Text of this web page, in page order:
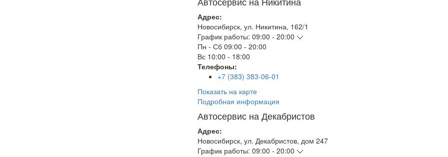
Адрес:
Новосибирск, ул. Никитина, 162/1
График работы: 09:00 - 20:00
Пн - Сб 09:00 - 20:00
Вс 10:00 - 18:00
Телефоны:
+7 (383) 383-06-01
Показать на карте
Подробная информация
Автосервис на Декабристов
Адрес:
Новосибирск, ул. Декабристов, дом 247
График работы: 09:00 - 20:00